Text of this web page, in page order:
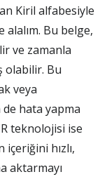
Kiril alfabesiyle
alalım. Bu belge,
ve zamanla
olabilir. Bu
veya
de hata yapma
teknolojisi ise
hızlı,
aktarmayı